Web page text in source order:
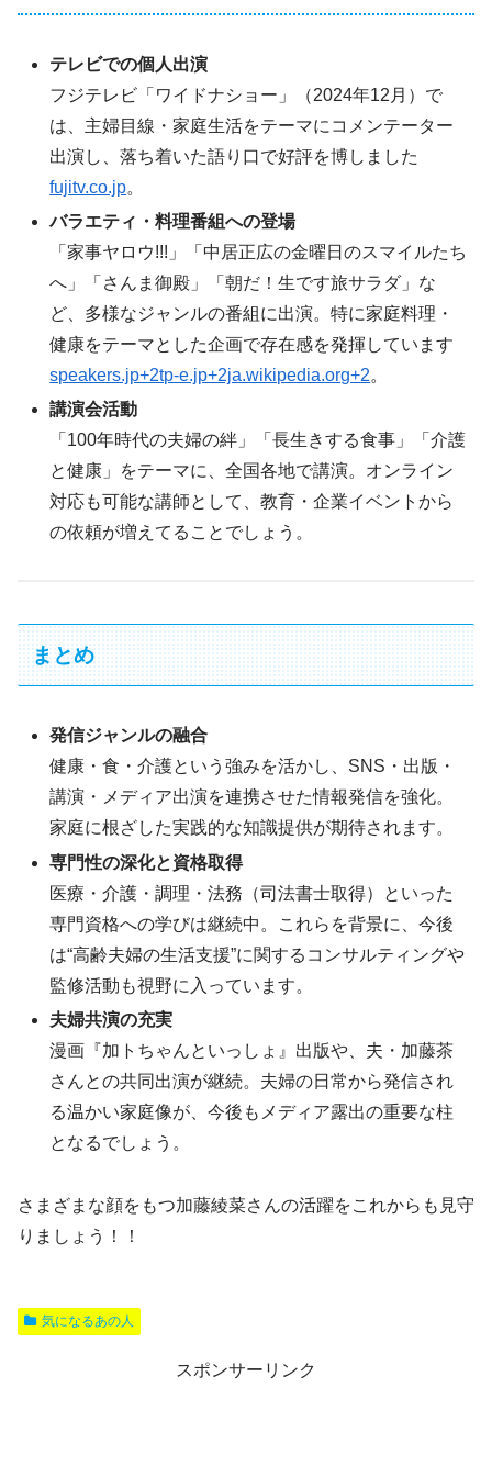
テレビでの個人出演
フジテレビ「ワイドナショー」（2024年12月）で
は、主婦目線・家庭生活をテーマにコメンテーター
出演し、落ち着いた語り口で好評を博しました
fujitv.co.jp。
バラエティ・料理番組への登場
「家事ヤロウ!!!」「中居正広の金曜日のスマイルたち
へ」「さんま御殿」「朝だ！生です旅サラダ」な
ど、多様なジャンルの番組に出演。特に家庭料理・
健康をテーマとした企画で存在感を発揮しています
speakers.jp+2tp-e.jp+2ja.wikipedia.org+2。
講演会活動
「100年時代の夫婦の絆」「長生きする食事」「介護
と健康」をテーマに、全国各地で講演。オンライン
対応も可能な講師として、教育・企業イベントから
の依頼が増えてることでしょう。
まとめ
発信ジャンルの融合
健康・食・介護という強みを活かし、SNS・出版・
講演・メディア出演を連携させた情報発信を強化。
家庭に根ざした実践的な知識提供が期待されます。
専門性の深化と資格取得
医療・介護・調理・法務（司法書士取得）といった
専門資格への学びは継続中。これらを背景に、今後
は“高齢夫婦の生活支援”に関するコンサルティングや
監修活動も視野に入っています。
夫婦共演の充実
漫画『加トちゃんといっしょ』出版や、夫・加藤茶
さんとの共同出演が継続。夫婦の日常から発信され
る温かい家庭像が、今後もメディア露出の重要な柱
となるでしょう。
さまざまな顔をもつ加藤綾菜さんの活躍をこれからも見守
りましょう！！
気になるあの人
スポンサーリンク